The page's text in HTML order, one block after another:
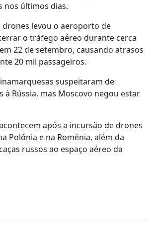
nos últimos dias.
levou o aeroporto de
o tráfego aéreo durante cerca
22 de setembro, causando atrasos
20 mil passageiros.
suspeitaram de
à Rússia, mas Moscovo negou estar
após a incursão de drones
Polónia e na Roménia, além da
russos ao espaço aéreo da